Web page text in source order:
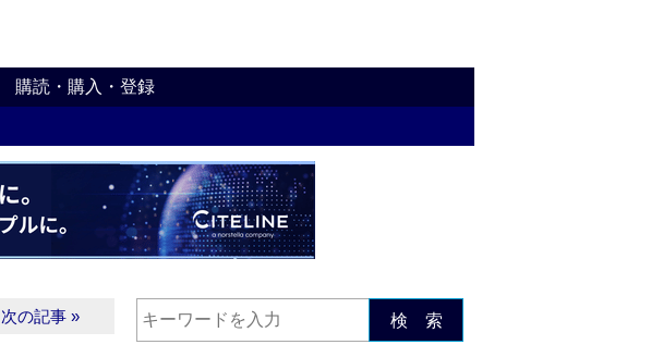
購読・購入・登録
次の記事 » 検 索